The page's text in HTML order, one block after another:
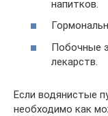
напитков.
Побочные
лекарств.
Если водянистые
необходимо как